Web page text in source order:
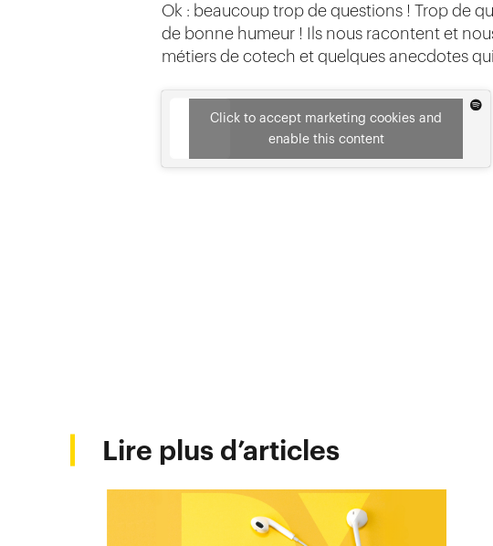
Ok : beaucoup trop de questions ! Trop de
de bonne humeur ! Ils nous racontent et
métiers de cotech et quelques anecdotes
Click to accept marketing cookies and
enable this content
Lire plus d’articles